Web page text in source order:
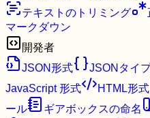
テキストのトリミング
マークダウン
開発者
JSON形式
JSONタイ
JavaScript 形式
HTML形式
ール
ギアボックスの命名